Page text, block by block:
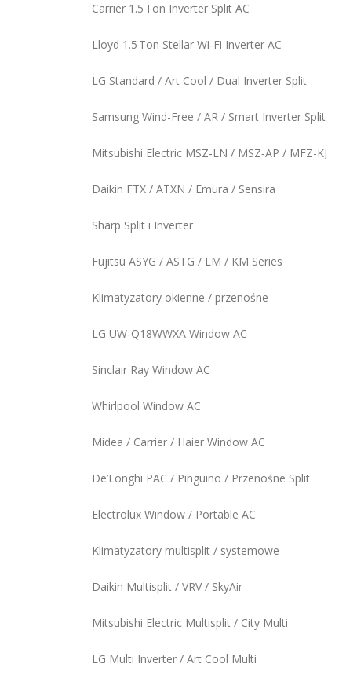
Carrier 1.5 Ton Inverter Split AC
Lloyd 1.5 Ton Stellar Wi‑Fi Inverter AC
LG Standard / Art Cool / Dual Inverter Split
Samsung Wind-Free / AR / Smart Inverter Split
Mitsubishi Electric MSZ‑LN / MSZ‑AP / MFZ-KJ
Daikin FTX / ATXN / Emura / Sensira
Sharp Split i Inverter
Fujitsu ASYG / ASTG / LM / KM Series
Klimatyzatory okienne / przenośne
LG UW‑Q18WWXA Window AC
Sinclair Ray Window AC
Whirlpool Window AC
Midea / Carrier / Haier Window AC
De’Longhi PAC / Pinguino / Przenośne Split
Electrolux Window / Portable AC
Klimatyzatory multisplit / systemowe
Daikin Multisplit / VRV / SkyAir
Mitsubishi Electric Multisplit / City Multi
LG Multi Inverter / Art Cool Multi